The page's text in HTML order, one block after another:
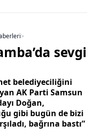
>
sevgi
belediyeciliğini
AK Parti Samsun
Doğan,
gibi bugün de bizi
bağrına bastı”